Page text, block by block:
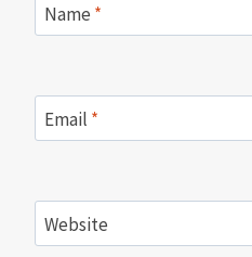
Name *
Email *
Website